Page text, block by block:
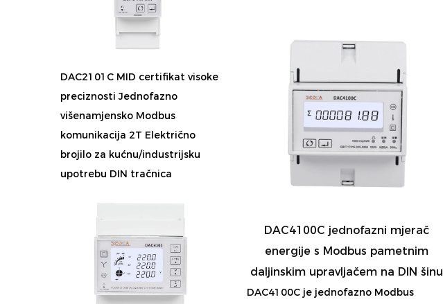
DAC2101C MID certifikat visoke
preciznosti Jednofazno
višenamjensko Modbus
komunikacija 2T Električno
brojilo za kućnu/industrijsku
upotrebu DIN tračnica
DAC4100C jednofazni mjerač
energije s Modbus pametnim
daljinskim upravljačem na DIN šinu
DAC4100C je jednofazno Modbus